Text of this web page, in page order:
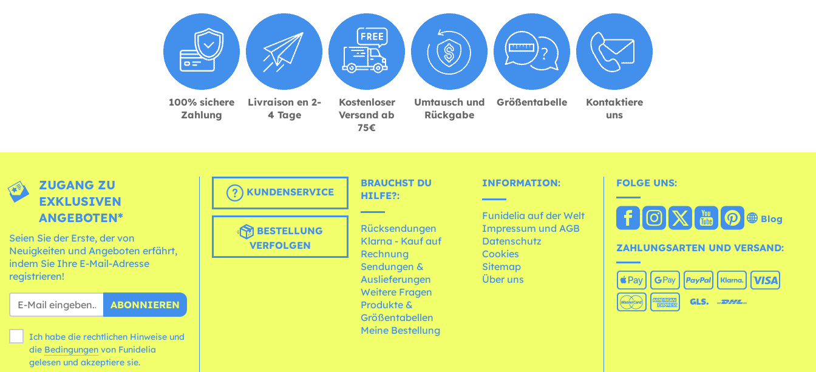
100% sichere
Zahlung
Livraison en 2-
4 Tage
Kostenloser
Versand ab
75€
Umtausch und
Rückgabe
Größentabelle
Kontaktiere
uns
ZUGANG ZU
EXKLUSIVEN
ANGEBOTEN*
Seien Sie der Erste, der von
Neuigkeiten und Angeboten erfährt,
indem Sie Ihre E-Mail-Adresse
registrieren!
ABONNIEREN
Ich habe die rechtlichen Hinweise und
die Bedingungen
gelesen und akzeptiere sie.
KUNDENSERVICE
BESTELLUNG
VERFOLGEN
BRAUCHST DU
HILFE?:
Rücksendungen
Klarna - Kauf auf
Rechnung
Sendungen &
Auslieferungen
Weitere Fragen
Produkte &
Größentabellen
Meine Bestellung
INFORMATION:
Funidelia auf der Welt
Impressum und AGB
Datenschutz
Cookies
Sitemap
Über uns
FOLGE UNS:
Blog
ZAHLUNGSARTEN UND VERSAND: